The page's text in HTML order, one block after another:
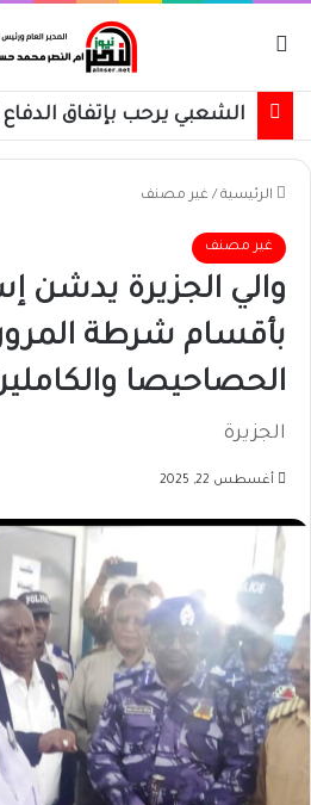
الرئيسية / غير مصنف
غير مصنف
والي الجزيرة يدشن
بأقسام شرطة
الحصاحيصا
الجزيرة
أغسطس 22, 2025